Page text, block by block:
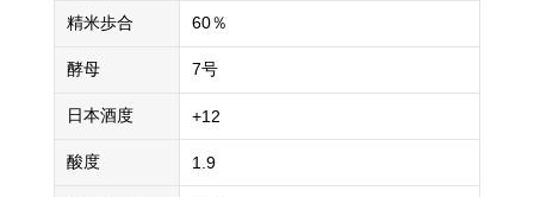
精米歩合 60％
酵母 7号
日本酒度 +12
酸度 1.9